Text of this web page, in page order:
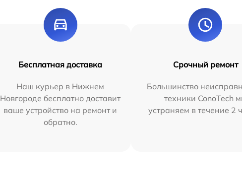
Бесплатная доставка
Наш курьер в Нижнем
Новгороде бесплатно доставит
ваше устройство на ремонт и
обратно.
Срочный ремонт
Большинство
техники ConoTech
устраняем в течение 2